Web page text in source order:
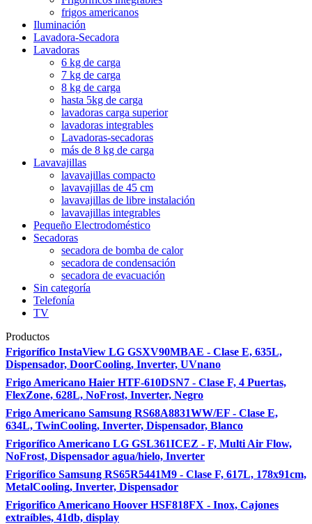
frigos americanos
Iluminación
Lavadora-Secadora
Lavadoras
6 kg de carga
7 kg de carga
8 kg de carga
hasta 5kg de carga
lavadoras carga superior
lavadoras integrables
Lavadoras-secadoras
más de 8 kg de carga
Lavavajillas
lavavajillas compacto
lavavajillas de 45 cm
lavavajillas de libre instalación
lavavajillas integrables
Pequeño Electrodoméstico
Secadoras
secadora de bomba de calor
secadora de condensación
secadora de evacuación
Sin categoría
Telefonía
TV
Productos
Frigorífico InstaView LG GSXV90MBAE - Clase E, 635L,
Dispensador, DoorCooling, Inverter, UVnano
Frigo Americano Haier HTF-610DSN7 - Clase F, 4 Puertas,
FlexZone, 628L, NoFrost, Inverter, Negro
Frigo Americano Samsung RS68A8831WW/EF - Clase E,
634L, TwinCooling, Inverter, Dispensador, Blanco
Frigorífico Americano LG GSL361ICEZ - F, Multi Air Flow,
NoFrost, Dispensador agua/hielo, Inverter
Frigorífico Samsung RS65R5441M9 - Clase F, 617L, 178x91cm,
MetalCooling, Inverter, Dispensador
Frigorifico Americano Hoover HSF818FX - Inox, Cajones
extraíbles, 41db, display